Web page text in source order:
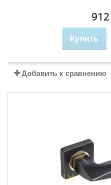
Купить
Добавить к сравнению